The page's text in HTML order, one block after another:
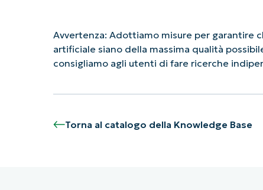
Avvertenza: Adottiamo misure per garantire
artificiale siano della massima qualità
consigliamo agli utenti di fare ricerche
Torna al catalogo della Knowledge Base